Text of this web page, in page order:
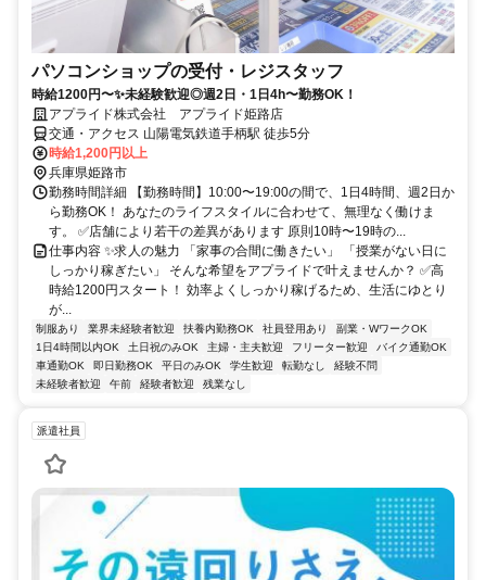
パソコンショップの受付・レジスタッフ
時給1200円〜✨未経験歓迎◎週2日・1日4h〜勤務OK！
アプライド株式会社 アプライド姫路店
交通・アクセス 山陽電気鉄道手柄駅 徒歩5分
時給1,200円以上
兵庫県姫路市
勤務時間詳細 【勤務時間】10:00〜19:00の間で、1日4時間、週2日か
ら勤務OK！ あなたのライフスタイルに合わせて、無理なく働けま
す。 ✅店舗により若干の差異があります 原則10時〜19時の...
仕事内容 ✨求人の魅力 「家事の合間に働きたい」 「授業がない日に
しっかり稼ぎたい」 そんな希望をアプライドで叶えませんか？ ✅高
時給1200円スタート！ 効率よくしっかり稼げるため、生活にゆとり
が...
制服あり 業界未経験者歓迎 扶養内勤務OK 社員登用あり
副業・WワークOK
1日4時間以内OK
土日祝のみOK 主婦・主夫歓迎 フリーター歓迎
バイク通勤OK
車通勤OK
即日勤務OK 平日のみOK 学生歓迎 転勤なし
経験不問
未経験者歓迎
午前 経験者歓迎 残業なし
派遣社員